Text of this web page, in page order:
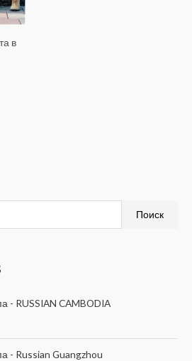
Поиск
- RUSSIAN CAMBODIA
- Russian Guangzhou
в